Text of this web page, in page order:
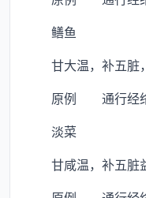
鳝鱼
甘大温，补五脏，
原例 通行经
淡菜
甘咸温，补五脏益